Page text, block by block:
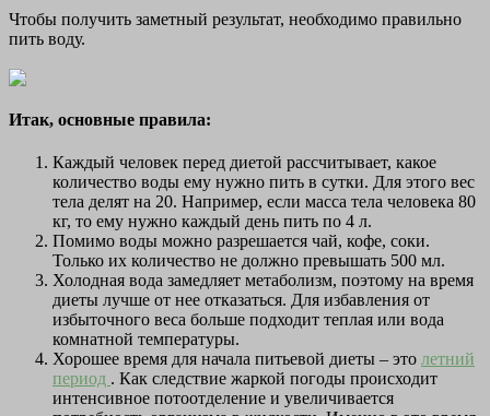
Чтобы получить заметный результат, необходимо правильно
пить воду.
Итак, основные правила:
Каждый человек перед диетой рассчитывает, какое
количество воды ему нужно пить в сутки. Для этого вес
тела делят на 20. Например, если масса тела человека 80
кг, то ему нужно каждый день пить по 4 л.
Помимо воды можно разрешается чай, кофе, соки.
Только их количество не должно превышать 500 мл.
Холодная вода замедляет метаболизм, поэтому на время
диеты лучше от нее отказаться. Для избавления от
избыточного веса больше подходит теплая или вода
комнатной температуры.
Хорошее время для начала питьевой диеты – это летний
период . Как следствие жаркой погоды происходит
интенсивное потоотделение и увеличивается